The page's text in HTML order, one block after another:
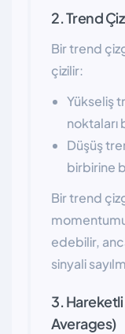
2. Trend
Bir trend
çizilir:
Yükseliş
noktaları
Düşüş
birbirine
Bir trend
edebilir,
sinyali
3.
Averages)